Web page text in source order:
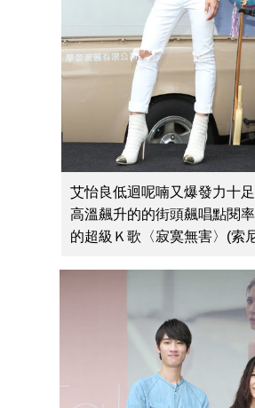
艾怡良低迴呢喃又爆發力十
高溫飆升的的街頭飆唱點閱
的超級Ｋ歌〈寂寞無害〉(索